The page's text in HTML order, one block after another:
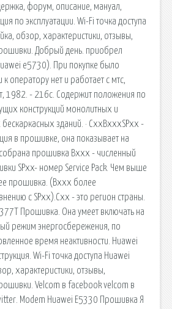
форум, описание, мануал,
по эксплуатации. Wi-Fi точка доступа
обзор, характеристики, отзывы,
Добрый день. приобрел
e5730). При покупке было
к оператору нет и работает с мтс,
1982. - 216с. Содержит положения по
конструкций монолитных и
зданий. · CxxBxxxSPxx -
в прошивке, она показывает на
прошивка Bxxx - численный
SPxx- номер Service Pack. Чем выше
прошивка. (Bxxx более
с SPxx).Cxx - это регион страны.
Прошивка. Она умеет включать на
режим энергосбережения, по
время неактивности. Huawei
Wi-Fi точка доступа Huawei
характеристики, отзывы,
Velcom в facebook velcom в
Modem Huawei E5330 Прошивка Я